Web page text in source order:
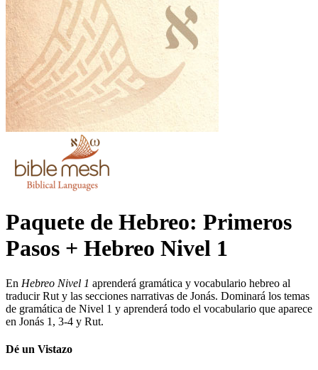
Paquete de Hebreo: Primeros
Pasos + Hebreo Nivel 1
En Hebreo Nivel 1 aprenderá gramática y vocabulario hebreo al
traducir Rut y las secciones narrativas de Jonás. Dominará los temas
de gramática de Nivel 1 y aprenderá todo el vocabulario que aparece
en Jonás 1, 3-4 y Rut.
Dé un Vistazo